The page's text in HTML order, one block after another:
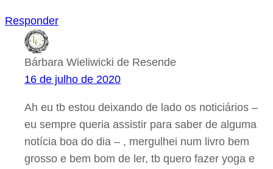
Responder
Bárbara Wieliwicki de Resende
16 de julho de 2020
Ah eu tb estou deixando de lado os noticiários –
eu sempre queria assistir para saber de alguma
notícia boa do dia – , mergulhei num livro bem
grosso e bem bom de ler, tb quero fazer yoga e